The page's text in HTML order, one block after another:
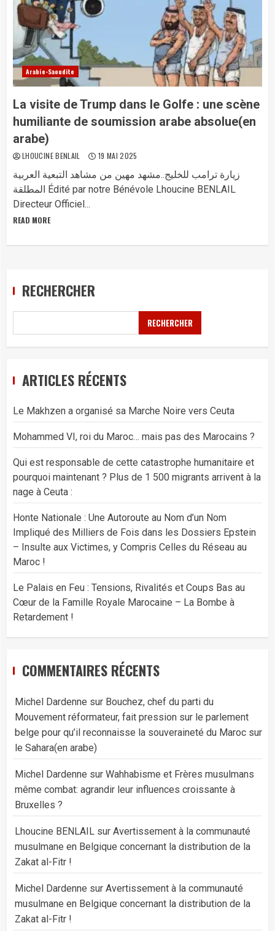
Arabie-Saoudite
La visite de Trump dans le Golfe : une scène
humiliante de soumission arabe absolue(en
arabe)
LHOUCINE BENLAIL 19 MAI 2025
زيارة ترامب للخليج..مشهد مهين من مشاهد التبعية العربية
المطلقة Édité par notre Bénévole Lhoucine BENLAIL
Directeur Officiel...
READ MORE
RECHERCHER
RECHERCHER
ARTICLES RÉCENTS
Le Makhzen a organisé sa Marche Noire vers Ceuta
Mohammed VI, roi du Maroc… mais pas des Marocains ?
Qui est responsable de cette catastrophe humanitaire et
pourquoi maintenant ? Plus de 1 500 migrants arrivent à la
nage à Ceuta :
Honte Nationale : Une Autoroute au Nom d’un Nom
Impliqué des Milliers de Fois dans les Dossiers Epstein
– Insulte aux Victimes, y Compris Celles du Réseau au
Maroc !
Le Palais en Feu : Tensions, Rivalités et Coups Bas au
Cœur de la Famille Royale Marocaine – La Bombe à
Retardement !
COMMENTAIRES RÉCENTS
Michel Dardenne sur Bouchez, chef du parti du
Mouvement réformateur, fait pression sur le parlement
belge pour qu’il reconnaisse la souveraineté du Maroc sur
le Sahara(en arabe)
Michel Dardenne sur Wahhabisme et Frères musulmans
même combat: agrandir leur influences croissante à
Bruxelles ?
Lhoucine BENLAIL sur Avertissement à la communauté
musulmane en Belgique concernant la distribution de la
Zakat al-Fitr !
Michel Dardenne sur Avertissement à la communauté
musulmane en Belgique concernant la distribution de la
Zakat al-Fitr !